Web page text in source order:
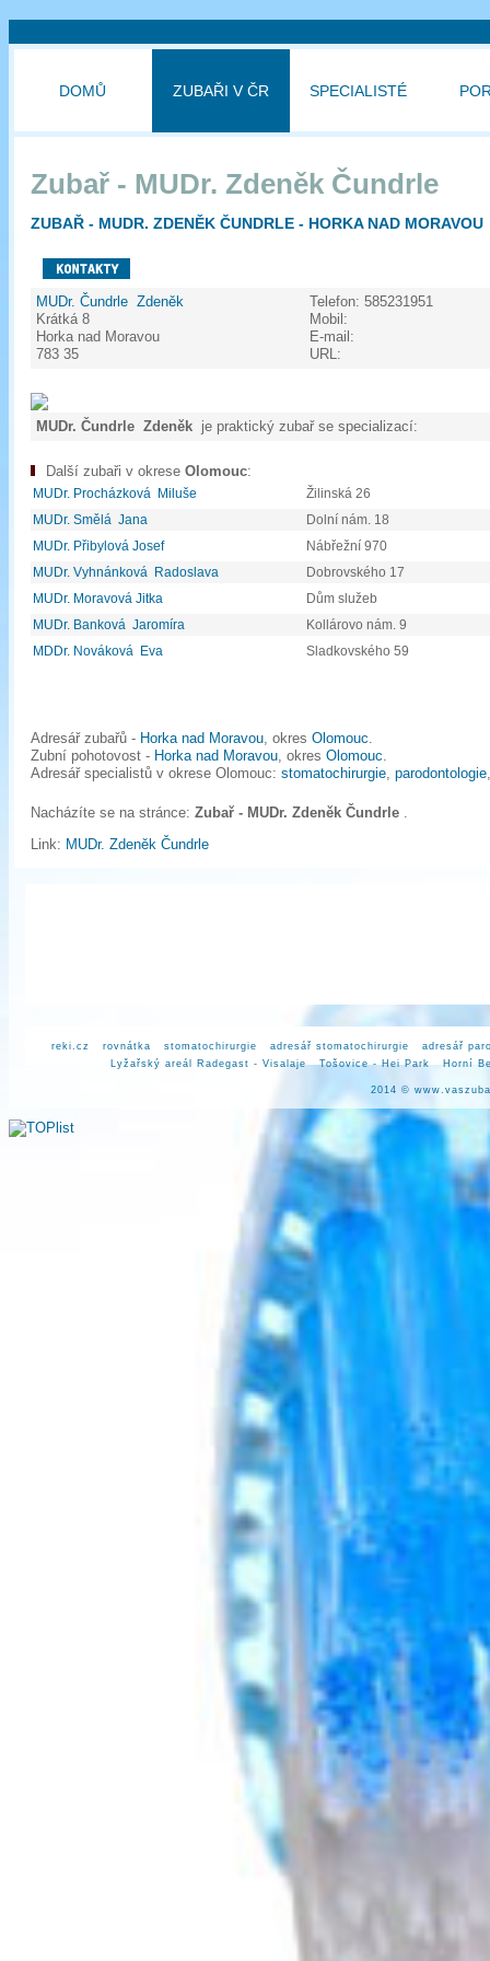
DOMŮ ZUBAŘI V ČR SPECIALISTÉ
Zubař - MUDr. Zdeněk Čundrle
ZUBAŘ - MUDR. ZDENĚK ČUNDRLE - HORKA NAD MORAVOU
MUDr. Čundrle Zdeněk
Krátká 8
Horka nad Moravou
783 35
Telefon:
Mobil:
E-mail:
URL:
585231951
MUDr. Čundrle Zdeněk je praktický zubař se specializací:
Další zubaři v okrese Olomouc:
MUDr. Procházková Miluše
Žilinská 26
MUDr. Smělá Jana
Dolní nám. 18
MUDr. Přibylová Josef
Nábřežní 970
MUDr. Vyhnánková Radoslava
Dobrovského 17
MUDr. Moravová Jitka
Dům služeb
MUDr. Banková Jaromíra
Kollárovo nám. 9
MDDr. Nováková Eva
Sladkovského 59
Adresář zubařů - Horka nad Moravou, okres Olomouc.
Zubní pohotovost - Horka nad Moravou, okres Olomouc.
Adresář specialistů v okrese Olomouc: stomatochirurgie, parodontologie
Nacházíte se na stránce: Zubař - MUDr. Zdeněk Čundrle .
Link: MUDr. Zdeněk Čundrle
reki.cz rovnátka stomatochirurgie adresář stomatochirurgie
adresář
Lyžařský areál Radegast - Visalaje
Tošovice - Hei Park Horní
2014 ©